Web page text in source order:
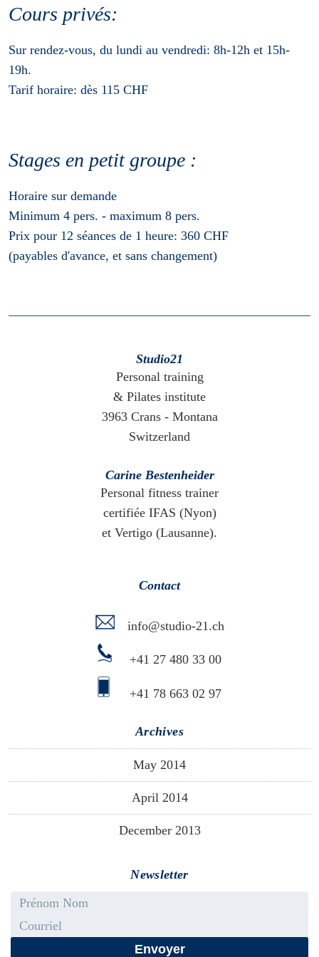
Cours privés:
Sur rendez-vous, du lundi au vendredi: 8h-12h et 15h-
19h.
Tarif horaire: dès 115 CHF
Stages en petit groupe :
Horaire sur demande
Minimum 4 pers. - maximum 8 pers.
Prix pour 12 séances de 1 heure: 360 CHF
(payables d'avance, et sans changement)
Studio21
Personal training
& Pilates institute
3963 Crans - Montana
Switzerland
Carine Bestenheider
Personal fitness trainer
certifiée IFAS (Nyon)
et Vertigo (Lausanne).
Contact
info@studio-21.ch
+41 27 480 33 00
+41 78 663 02 97
Archives
May 2014
April 2014
December 2013
Newsletter
First name - Last name
Email